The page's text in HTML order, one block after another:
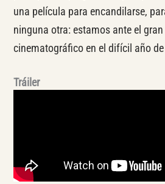
una película para encandilarse,
ninguna otra: estamos ante el
cinematográfico en el difícil año
Tráiler